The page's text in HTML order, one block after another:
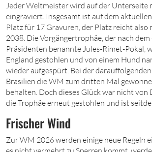
Jeder Weltmeister wird auf der Unterseite
eingraviert. Insgesamt ist auf dem
Platz für 17 Gravuren, der Platz reicht also
2038. Die Vorgängertrophäe, der nach dem
Präsidenten benannte Jules-Rimet-Pokal,
England gestohlen und von einem Hund
wieder aufgespürt. Bei der
Brasilien die WM zum dritten Mal
behalten. Doch dieses Glück war nicht von
die Trophäe erneut gestohlen und ist
Frischer Wind
Zur WM 2026 werden einige neue Regeln